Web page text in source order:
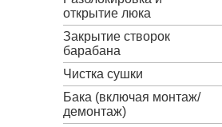
открытие люка
Закрытие створок
барабана
Чистка сушки
Бака (включая монтаж/
демонтаж)